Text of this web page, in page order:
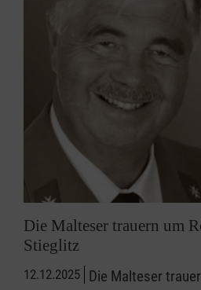
Die Malteser trauern um
Stieglitz
12.12.2025 Die Malteser